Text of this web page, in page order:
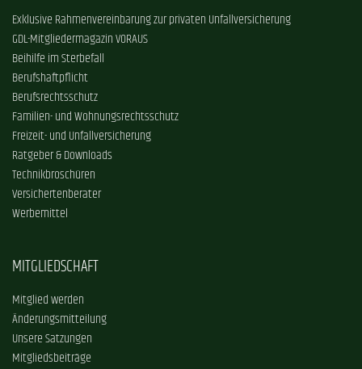
Exklusive Rahmenvereinbarung zur privaten Unfallversicherung
GDL-Mitgliedermagazin VORAUS
Beihilfe im Sterbefall
Berufshaftpflicht
Berufsrechtsschutz
Familien- und Wohnungsrechtsschutz
Freizeit- und Unfallversicherung
Ratgeber & Downloads
Technikbroschüren
Versichertenberater
Werbemittel
MITGLIEDSCHAFT
Mitglied werden
Änderungsmitteilung
Unsere Satzungen
Mitgliedsbeiträge